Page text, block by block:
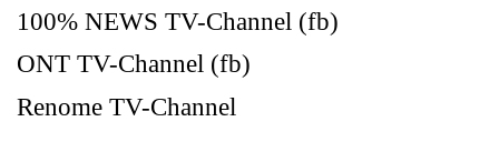
100% NEWS TV-Channel (fb)
ONT TV-Channel (fb)
Renome TV-Channel